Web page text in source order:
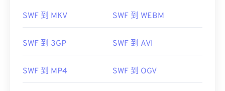
SWF 到 MKV SWF 到 WEBM
SWF 到 3GP SWF 到 AVI
SWF 到 MP4 SWF 到 OGV